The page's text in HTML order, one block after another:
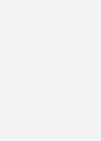
Wärmepumpen